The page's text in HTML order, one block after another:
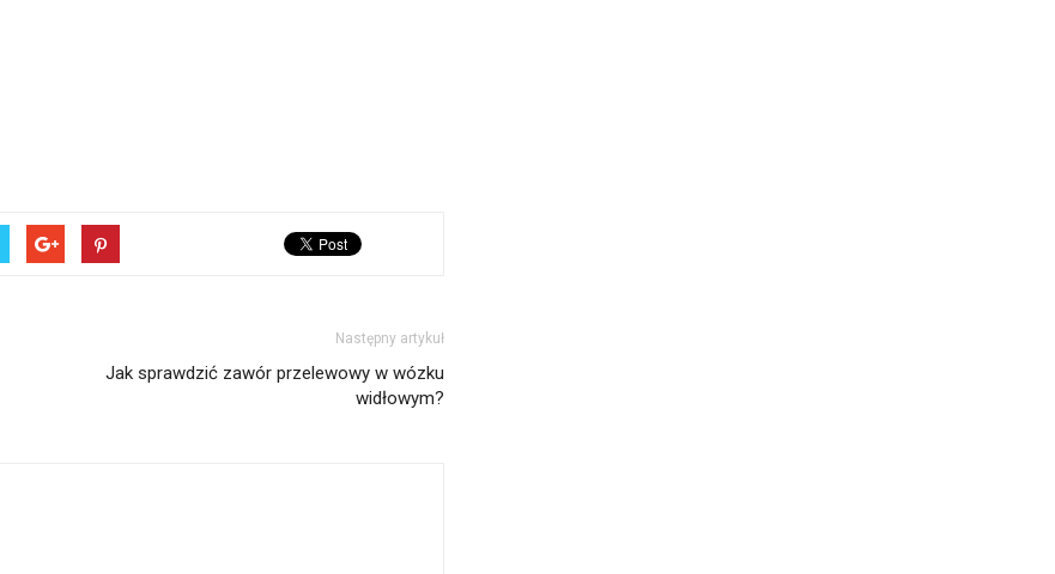
Następny artykuł
Jak sprawdzić zawór przelewowy w wózku
widłowym?